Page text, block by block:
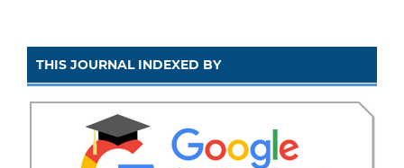
THIS JOURNAL INDEXED BY